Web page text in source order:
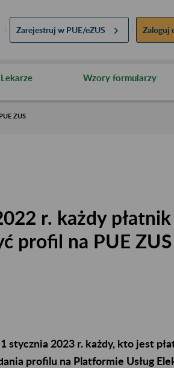
Zarejestruj w PUE/eZUS Zaloguj
Lekarze Wzory formularzy
ZUS
r. każdy płatnik
profil na PUE ZUS
stycznia 2023 r. każdy, kto jest
profilu na Platformie Usług